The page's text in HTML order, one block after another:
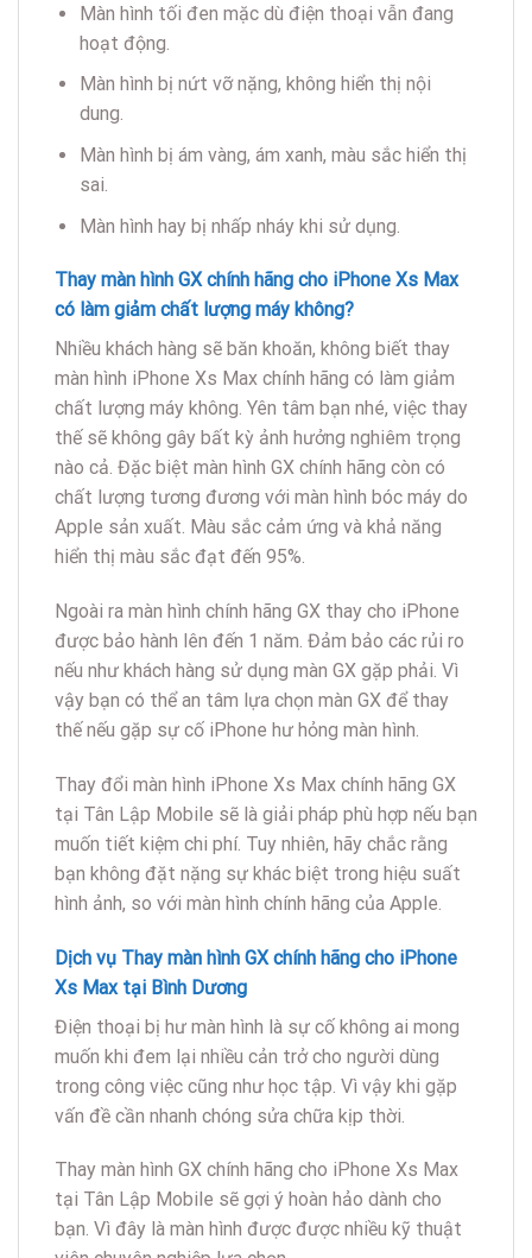
Màn hình tối đen mặc dù điện thoại vẫn đang
hoạt động.
Màn hình bị nứt vỡ nặng, không hiển thị nội
dung.
Màn hình bị ám vàng, ám xanh, màu sắc hiển thị
sai.
Màn hình hay bị nhấp nháy khi sử dụng.
Thay màn hình GX chính hãng cho iPhone Xs Max
có làm giảm chất lượng máy không?
Nhiều khách hàng sẽ băn khoăn, không biết thay
màn hình iPhone Xs Max chính hãng có làm giảm
chất lượng máy không. Yên tâm bạn nhé, việc thay
thế sẽ không gây bất kỳ ảnh hưởng nghiêm trọng
nào cả. Đặc biệt màn hình GX chính hãng còn có
chất lượng tương đương với màn hình bóc máy do
Apple sản xuất. Màu sắc cảm ứng và khả năng
hiển thị màu sắc đạt đến 95%.
Ngoài ra màn hình chính hãng GX thay cho iPhone
được bảo hành lên đến 1 năm. Đảm bảo các rủi ro
nếu như khách hàng sử dụng màn GX gặp phải. Vì
vậy bạn có thể an tâm lựa chọn màn GX để thay
thế nếu gặp sự cố iPhone hư hỏng màn hình.
Thay đổi màn hình iPhone Xs Max chính hãng GX
tại Tân Lập Mobile sẽ là giải pháp phù hợp nếu bạn
muốn tiết kiệm chi phí. Tuy nhiên, hãy chắc rằng
bạn không đặt nặng sự khác biệt trong hiệu suất
hình ảnh, so với màn hình chính hãng của Apple.
Dịch vụ Thay màn hình GX chính hãng cho iPhone
Xs Max tại Bình Dương
Điện thoại bị hư màn hình là sự cố không ai mong
muốn khi đem lại nhiều cản trở cho người dùng
trong công việc cũng như học tập. Vì vậy khi gặp
vấn đề cần nhanh chóng sửa chữa kịp thời.
Thay màn hình GX chính hãng cho iPhone Xs Max
tại Tân Lập Mobile sẽ gợi ý hoàn hảo dành cho
bạn. Vì đây là màn hình được được nhiều kỹ thuật